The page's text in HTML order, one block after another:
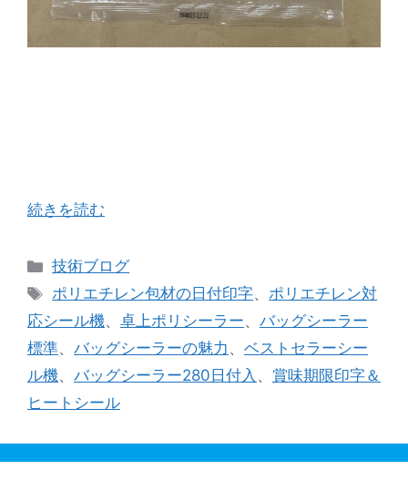
続きを読む
カ
テ
リ
ー
技術ブログ
タ
ポリエチレン包材の日付印字、ポリエチレン対
応シール機、 卓上ポリシーラー、 バッグシーラー
標準、 バッグシーラーの魅力 、 ベストセラーシー
ル機、 バッグシーラー280日付入 、 賞味期限印字＆
ヒートシール